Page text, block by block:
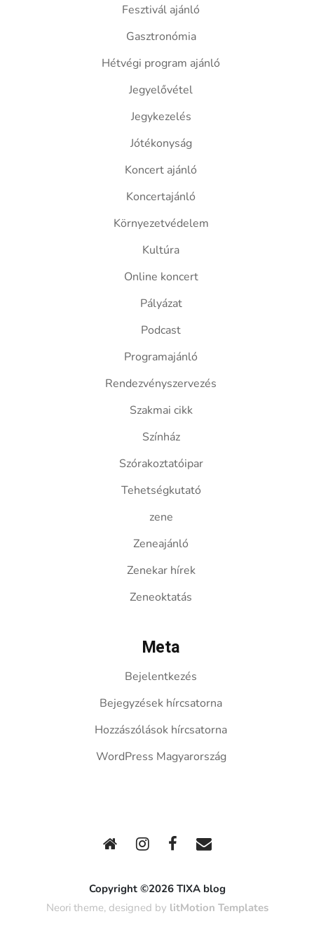
Fesztivál ajánló
Gasztronómia
Hétvégi program ajánló
Jegyelővétel
Jegykezelés
Jótékonyság
Koncert ajánló
Koncertajánló
Környezetvédelem
Kultúra
Online koncert
Pályázat
Podcast
Programajánló
Rendezvényszervezés
Szakmai cikk
Színház
Szórakoztatóipar
Tehetségkutató
zene
Zeneajánló
Zenekar hírek
Zeneoktatás
Meta
Bejelentkezés
Bejegyzések hírcsatorna
Hozzászólások hírcsatorna
WordPress Magyarország
Copyright ©2026 TIXA blog
Neori theme, designed by litMotion Templates